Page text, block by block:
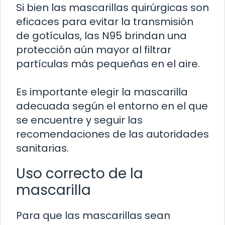
Si bien las mascarillas quirúrgicas son
eficaces para evitar la transmisión
de gotículas, las N95 brindan una
protección aún mayor al filtrar
partículas más pequeñas en el aire.
Es importante elegir la mascarilla
adecuada según el entorno en el que
se encuentre y seguir las
recomendaciones de las autoridades
sanitarias.
Uso correcto de la
mascarilla
Para que las mascarillas sean